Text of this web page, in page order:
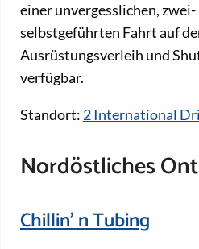
einer unvergesslichen,
selbstgeführten Fahrt auf
Ausrüstungsverleih und
verfügbar.
Standort: 2 International
Nordöstliches
Chillin' n Tubing